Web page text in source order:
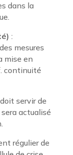
dans la
:
mesures
mise en
continuité
servir de
actualisé
régulier de